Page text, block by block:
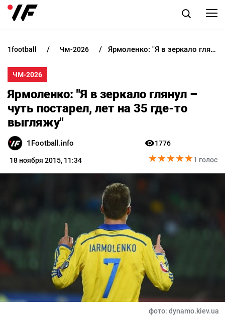
НОВОСТИ
ПРОГНОЗЫ
БУКМЕКЕРЫ
РАЗНОЕ
1football чм-2026 Ярмоленко: "Я в зеркало глянул – чуть постарел, лет на 35 где-то выгляжу"
ЧМ-2026
Ярмоленко: "Я в зеркало глянул –
чуть постарел, лет на 35 где-то
выгляжу"
1Football.info
18 ноября 2015, 11:34
1776
★★★★★
★★★★★1 голос
фото: dynamo.kiev.ua